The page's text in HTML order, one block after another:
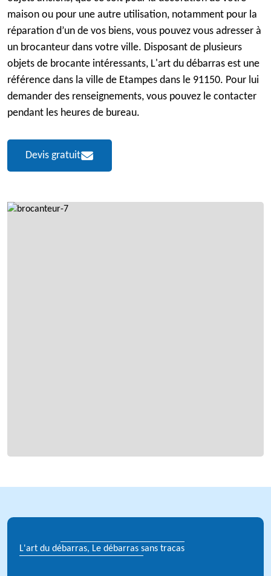
maison ou pour une autre utilisation, notamment pour la
réparation d’un de vos biens, vous pouvez vous adresser à
un brocanteur dans votre ville. Disposant de plusieurs
objets de brocante intéressants, L'art du débarras est une
référence dans la ville de Etampes dans le 91150. Pour lui
demander des renseignements, vous pouvez le contacter
pendant les heures de bureau.
Devis gratuit
L'art du débarras, Le débarras sans tracas